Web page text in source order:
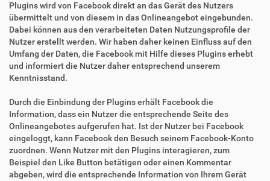
Plugins wird von Facebook direkt an das Gerät des Nutzers
übermittelt und von diesem in das Onlineangebot eingebunden.
Dabei können aus den verarbeiteten Daten Nutzungsprofile der
Nutzer erstellt werden. Wir haben daher keinen Einfluss auf den
Umfang der Daten, die Facebook mit Hilfe dieses Plugins erhebt
und informiert die Nutzer daher entsprechend unserem
Kenntnisstand.
Durch die Einbindung der Plugins erhält Facebook die
Information, dass ein Nutzer die entsprechende Seite des
Onlineangebotes aufgerufen hat. Ist der Nutzer bei Facebook
eingeloggt, kann Facebook den Besuch seinem Facebook-Konto
zuordnen. Wenn Nutzer mit den Plugins interagieren, zum
Beispiel den Like Button betätigen oder einen Kommentar
abgeben, wird die entsprechende Information von Ihrem Gerät